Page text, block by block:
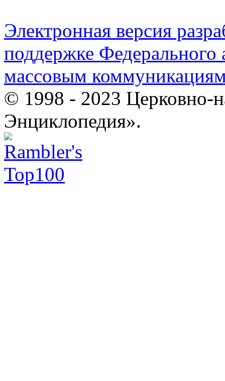
Электронная версия
поддержке Федерального
массовым
© 1998 - 2023 Церковно-
Энциклопедия».